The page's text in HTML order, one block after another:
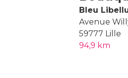
Bleu
Avenue
59777 Lille
94,9 km